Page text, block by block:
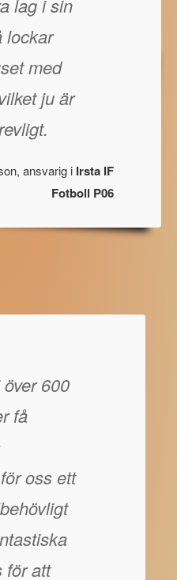
lag i sin
lockar
med
ju är
ansvarig i Irsta IF
Fotboll P06
600
få
oss ett
för att